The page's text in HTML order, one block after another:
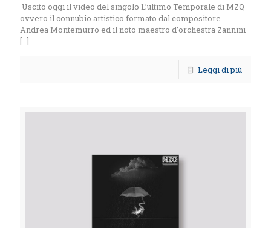
Uscito oggi il video del singolo L’ultimo Temporale di MZQ
ovvero il connubio artistico formato dal compositore
Andrea Montemurro ed il noto maestro d’orchestra Zannini
[…]
Leggi di più